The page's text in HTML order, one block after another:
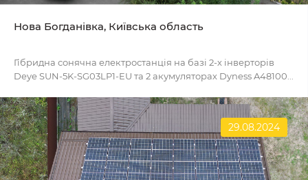
Нова Богданівка, Київська область
Гібридна сонячна електростанція на базі 2-х інверторів
Deye SUN-5K-SG03LP1-EU та 2 акумуляторах Dyness A48100...
29.08.2024